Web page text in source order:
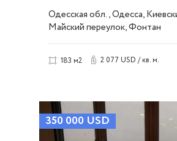
Одесская обл., Одесса,
Майский переулок, Фонтан
183 м2 2 077 USD / кв. м.
350 000 USD